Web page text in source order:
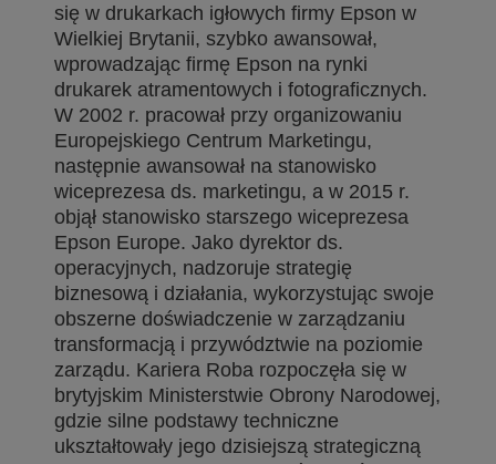
się w drukarkach igłowych firmy Epson w
Wielkiej Brytanii, szybko awansował,
wprowadzając firmę Epson na rynki
drukarek atramentowych i fotograficznych.
W 2002 r. pracował przy organizowaniu
Europejskiego Centrum Marketingu,
następnie awansował na stanowisko
wiceprezesa ds. marketingu, a w 2015 r.
objął stanowisko starszego wiceprezesa
Epson Europe. Jako dyrektor ds.
operacyjnych, nadzoruje strategię
biznesową i działania, wykorzystując swoje
obszerne doświadczenie w zarządzaniu
transformacją i przywództwie na poziomie
zarządu. Kariera Roba rozpoczęła się w
brytyjskim Ministerstwie Obrony Narodowej,
gdzie silne podstawy techniczne
ukształtowały jego dzisiejszą strategiczną